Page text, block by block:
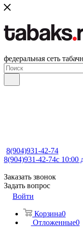
федеральная сеть
8(904)931-42-74
8(904)931-42-74с 10:00
Заказать звонок
Задать вопрос
Войти
Корзина0
Отложенные0